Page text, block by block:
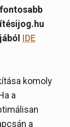
IDE
komoly
a
a